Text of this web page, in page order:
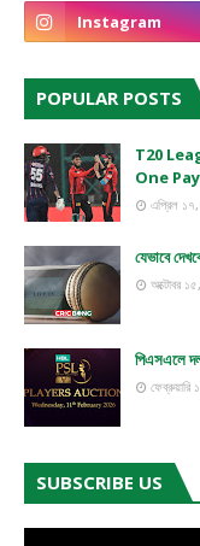
POPULAR POSTS
T20
One
এপ্রিল
যেভাবে
অক্টোবর
পিএসএলে দল
ফেব্রুয়ারি
SUBSCRIBE US